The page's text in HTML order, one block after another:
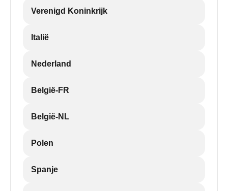
Verenigd Koninkrijk
Italië
Nederland
België-FR
België-NL
Polen
Spanje